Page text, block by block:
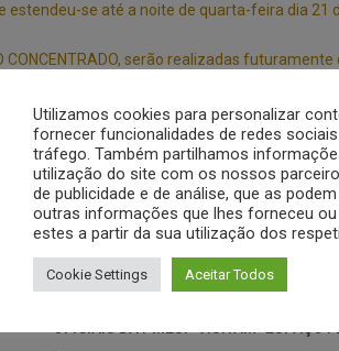
se até a noite de quarta-feira dia 21
CONCENTRADO, serão realizadas
Utilizamos cookies para personalizar
fornecer funcionalidades de redes
tráfego. Também partilhamos
utilização do site com os nossos
de publicidade e de análise, que as
outras informações que lhes forneceu
estes a partir da sua utilização dos
Cookie Settings Aceitar Todos